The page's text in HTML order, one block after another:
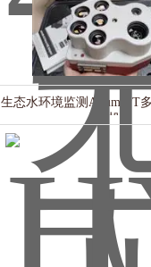
生态水环境监测Altum‑PT
相机